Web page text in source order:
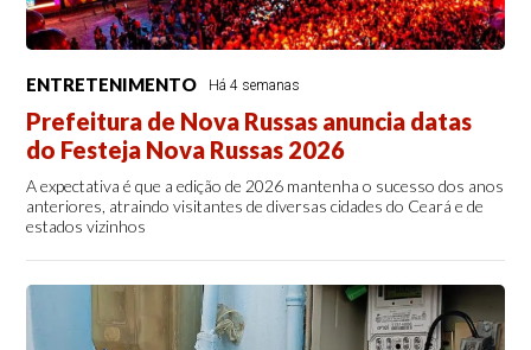
ENTRETENIMENTO Há 4 semanas
Prefeitura de Nova Russas anuncia datas
do Festeja Nova Russas 2026
A expectativa é que a edição de 2026 mantenha o sucesso dos anos
anteriores, atraindo visitantes de diversas cidades do Ceará e de
estados vizinhos